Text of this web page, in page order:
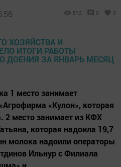
812 0 0
1 место занимает
«Кулон», которая
2 место занимает из КФХ
которая надоила 19,7
молока надоили операторы
Ильнур с Филиала